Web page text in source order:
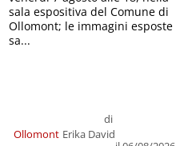
Ollomont
di
Erika David
sala espositiva del Comune di
Ollomont; le immagini esposte
sa...